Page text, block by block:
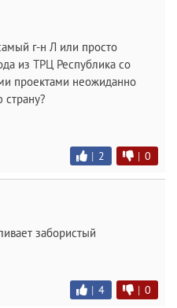
г-н Л или просто
из ТРЦ Республика со
проектами неожиданно
страну?
| 2 | 0
забористый
| 4 | 0